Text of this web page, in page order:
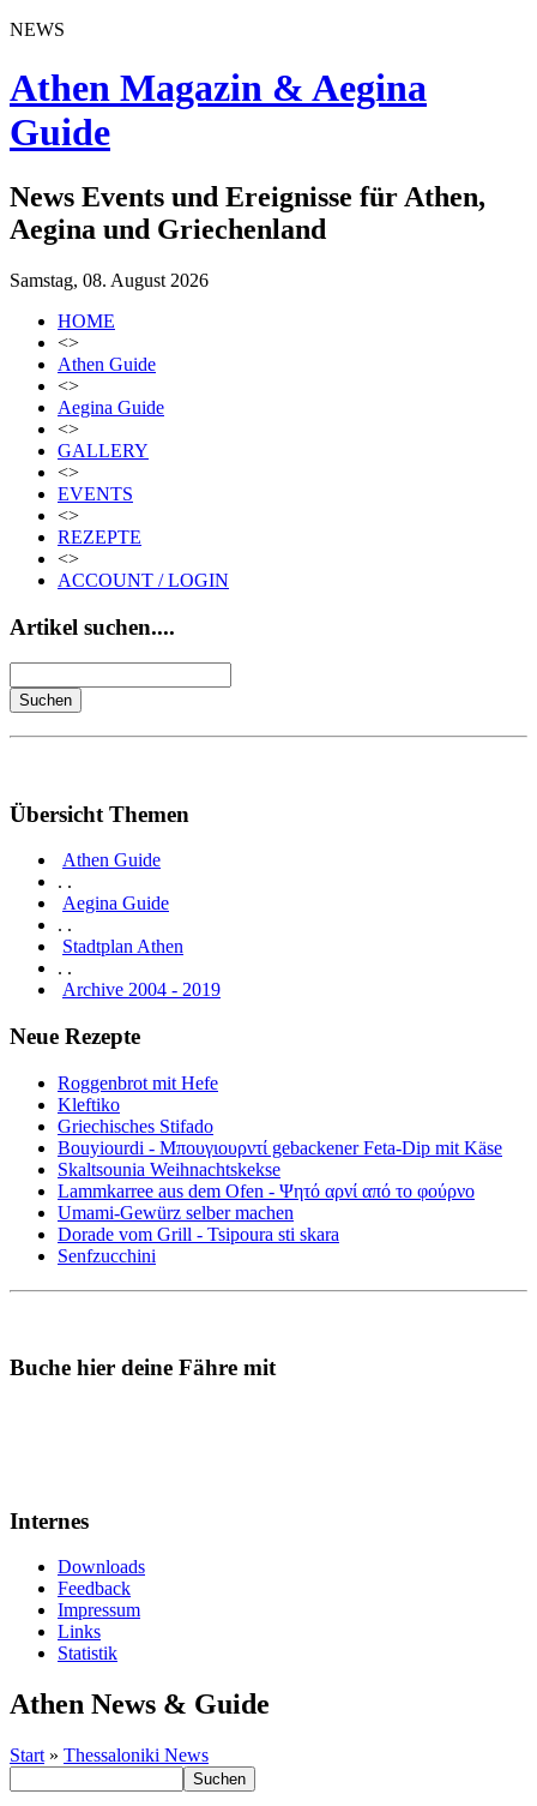
NEWS
Athen Magazin & Aegina
Guide
News Events und Ereignisse für Athen,
Aegina und Griechenland
Samstag, 08. August 2026
HOME
<>
Athen Guide
<>
Aegina Guide
<>
GALLERY
<>
EVENTS
<>
REZEPTE
<>
ACCOUNT / LOGIN
Artikel suchen....
Übersicht Themen
Athen Guide
. .
Aegina Guide
. .
Stadtplan Athen
. .
Archive 2004 - 2019
Neue Rezepte
Roggenbrot mit Hefe
Kleftiko
Griechisches Stifado
Bouyiourdi - Μπουγιουρντί gebackener Feta-Dip mit Käse
Skaltsounia Weihnachtskekse
Lammkarree aus dem Ofen - Ψητό αρνί από το φούρνο
Umami-Gewürz selber machen
Dorade vom Grill - Tsipoura sti skara
Senfzucchini
Buche hier deine Fähre mit
Internes
Downloads
Feedback
Impressum
Links
Statistik
Athen News & Guide
Start » Thessaloniki News